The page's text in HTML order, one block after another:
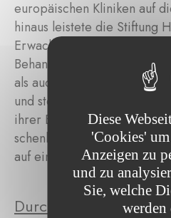
europäischen Kliniken auf
hinaus leistete die Stiftung
Erwachsene, die dringend
Behandlungen benötigten
als auch weltweit. Sie
und stellte Unterkünfte für
ihrer Behandlung bereit. Die
schenkte Hunderten von
auf ein erfülltes und
Durchsuchen Sie die
Diese
'Cookies'
Anzeigen zu
und zu
Sie, welche
werden